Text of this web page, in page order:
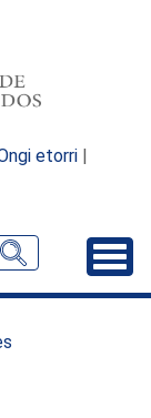
etorri |